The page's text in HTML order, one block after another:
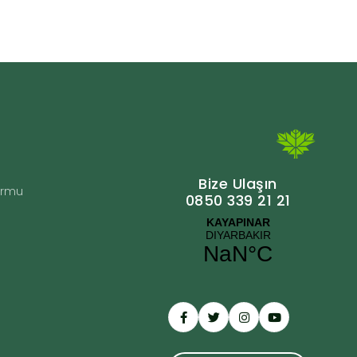
Bize Ulaşın
0850 339 21 21